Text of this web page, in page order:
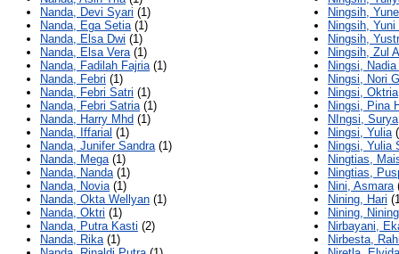
Nanda, Devi Syari (1)
Nanda, Ega Setia(1)
Nanda, Elsa Dwi (1)
Nanda, Elsa Vera(1)
Nanda, Fadilah Fajria(1)
Nanda, Febri (1)
Nanda, Febri Satri (1)
Nanda, Febri Satria(1)
Nanda, Harry Mhd (1)
Nanda, Iffarial (1)
Nanda, Junifer Sandra(1)
Nanda, Mega(1)
Nanda, Nanda(1)
Nanda, Novia(1)
Nanda, Okta Wellyan (1)
Nanda, Oktri (1)
Nanda, Putra Kasti (2)
Nanda, Rika(1)
Ningsih,
Ningsih,
Ningsih,
Ningsih, Zul
Ningsi,
Ningsi, Nori
Ningsi, Oktria
Ningsi, Pina
NIngsi, Surya
Ningsi, Yulia
Ningsi, Yulia
Ningtias,
Ningtias,
Nini, Asmara
Nining, Hari
Nining, Nining
Nirbayani,
Nirbesta,